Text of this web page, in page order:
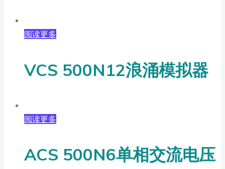
阅读更多
VCS 500N12浪涌模拟器
阅读更多
ACS 500N6单相交流电压